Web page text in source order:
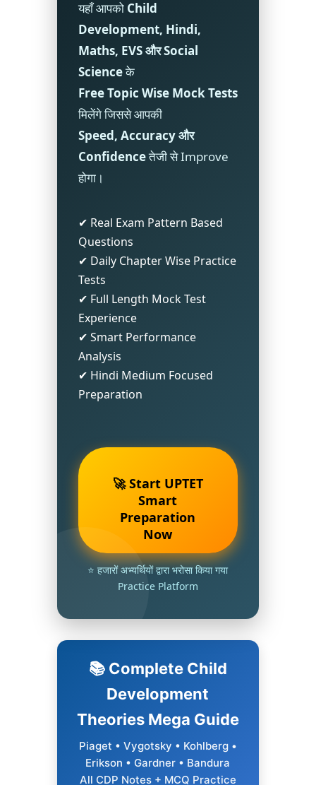
यहाँ आपको Child
Development, Hindi,
Maths, EVS और Social
Scienceके
Free Topic Wise Mock Tests
मिलेंगे जिससे आपकी
Speed, Accuracy और
Confidenceतेजी से Improve
होगा।
✔ Real Exam Pattern Based
Questions
✔ Daily Chapter Wise Practice
Tests
✔ Full Length Mock Test
Experience
✔ Smart Performance
Analysis
✔ Hindi Medium Focused
Preparation
🚀 Start UPTET
Smart
Preparation
Now
⭐ हजारों अभ्यर्थियों द्वारा भरोसा किया गया
Practice Platform
📚 Complete Child
Development
Theories Mega Guide
Piaget • Vygotsky • Kohlberg •
Erikson • Gardner • Bandura
All CDP Notes + MCQ Practice